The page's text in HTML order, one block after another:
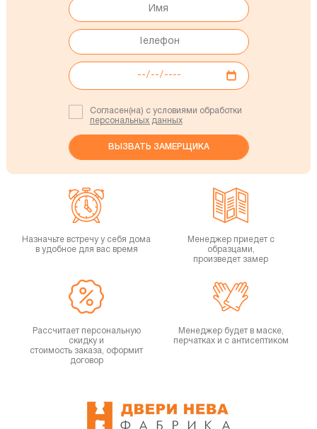
Согласен(на) с условиями обработки
персональных данных
Назначьте встречу у себя дома
в удобное для вас время
Менеджер приедет с
образцами,
произведет замер
Рассчитает персональную
скидку и
стоимость заказа, оформит
договор
Менеджер будет в маске,
перчатках и с антисептиком